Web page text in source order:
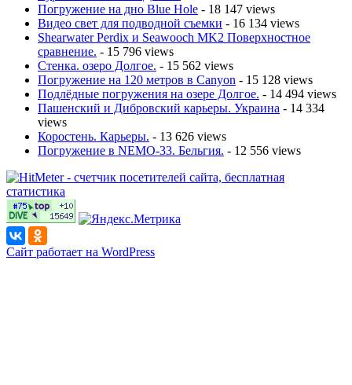
Погружение на дно Blue Hole - 18 147 views
Видео свет для подводной съемки - 16 134 views
Shearwater Perdix и Seawooch MK2 Поверхностное
сравнение. - 15 796 views
Стенка. озеро Долгое. - 15 562 views
Погружение на 120 метров в Canyon - 15 128 views
Подлёдные погружения на озере Долгое. - 14 494 views
Пашенский и Дибровский карьеры. Украина - 14 334
views
Коростень. Карьеры. - 13 626 views
Погружение в NEMO-33. Бельгия. - 12 556 views
Сайт работает на WordPress